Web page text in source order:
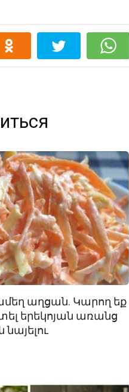
աղցան. Կարող եք
երեկոյան առանց
նայելու